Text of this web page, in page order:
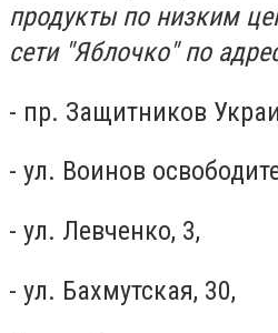
продукты по низким
сети "Яблочко" по
- пр. Защитников
- ул. Воинов
- ул. Левченко, 3,
- ул. Бахмутская, 30,